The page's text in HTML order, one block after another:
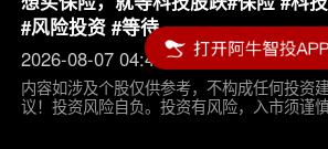
#风险投资 #等待
2026-08-07 04:45
内容如涉及个股仅供参考，不构成任何投资
议！投资风险自负。投资有风险，入市须谨慎